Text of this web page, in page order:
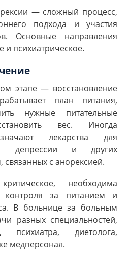
— сложный процесс,
подхода и участия
Основные направления
и психиатрическое.
этапе — восстановление
план питания,
нужные питательные
вес. Иногда
лекарства для
депрессии и других
связанных с анорексией.
необходима
контроля за питанием и
В больнице за больным
разных специальностей,
психиатра, диетолога,
медперсонал.